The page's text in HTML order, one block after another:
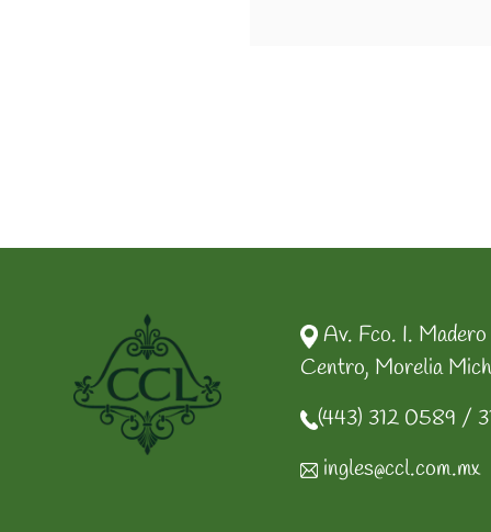
Av. Fco. I.
Centro, Morelia
(443) 312 0589 /
ingles@ccl.com.mx